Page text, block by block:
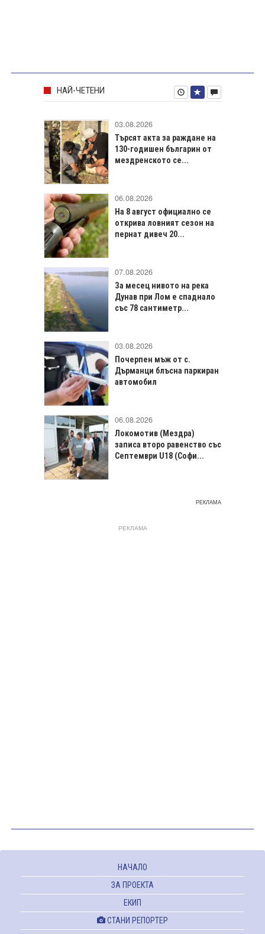
НАЙ-ЧЕТЕНИ
03.08.2026
Търсят акта за раждане на
130-годишен българин от
мездренското се...
06.08.2026
На 8 август официално се
открива ловният сезон на
пернат дивеч 20...
07.08.2026
За месец нивото на река
Дунав при Лом е спаднало
със 78 сантиметр...
03.08.2026
Почерпен мъж от с.
Дърманци блъсна паркиран
автомобил
06.08.2026
Локомотив (Мездра)
записа второ равенство със
Септември U18 (Софи...
РЕКЛАМА
РЕКЛАМА
НАЧАЛО
ЗА ПРОЕКТА
ЕКИП
СТАНИ РЕПОРТЕР